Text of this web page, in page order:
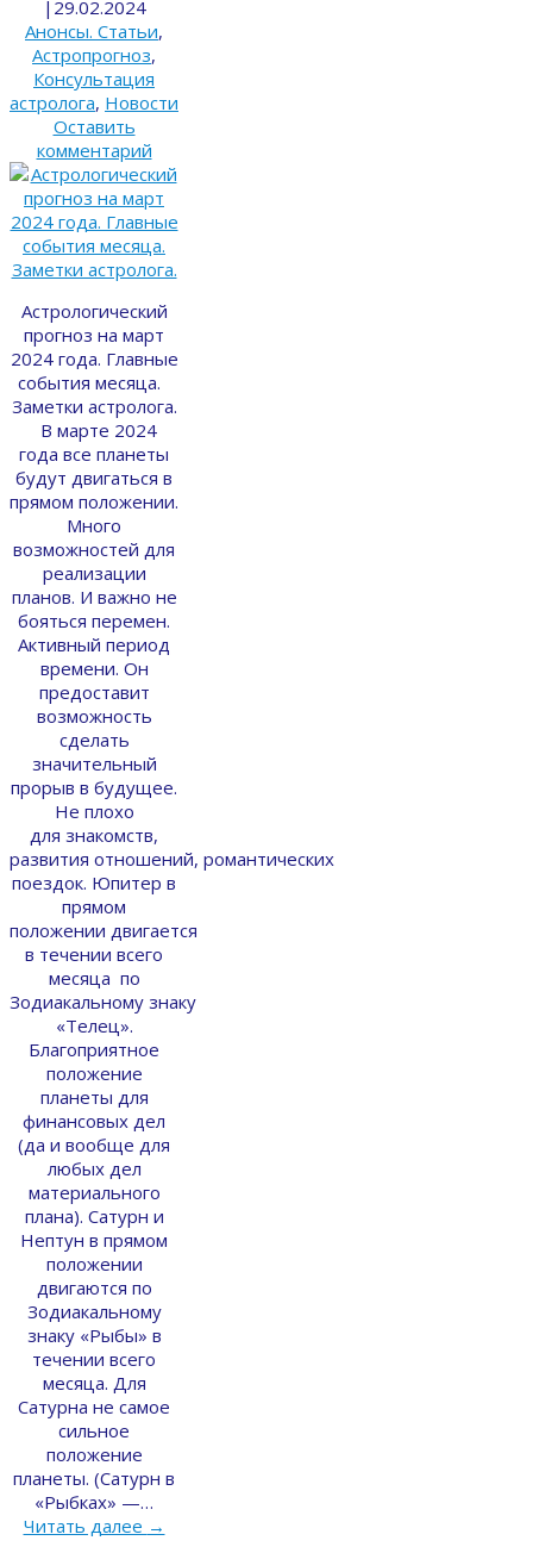
| 29.02.2024
Анонсы. Статьи,
Астропрогноз,
Консультация
астролога, Новости
Оставить
комментарий
Астрологический
прогноз на март
2024 года. Главные
события месяца.
Заметки астролога.
В марте 2024
года все планеты
будут двигаться в
прямом положении.
Много
возможностей для
реализации
планов. И важно не
бояться перемен.
Активный период
времени. Он
предоставит
возможность
сделать
значительный
прорыв в будущее.
Не плохо
для знакомств,
развития отношений, романтических
поездок. Юпитер в
прямом
положении двигается
в течении всего
месяца по
Зодиакальному знаку
«Телец».
Благоприятное
положение
планеты для
финансовых дел
(да и вообще для
любых дел
материального
плана). Сатурн и
Нептун в прямом
положении
двигаются по
Зодиакальному
знаку «Рыбы» в
течении всего
месяца. Для
Сатурна не самое
сильное
положение
планеты. (Сатурн в
«Рыбках» —…
Читать далее →